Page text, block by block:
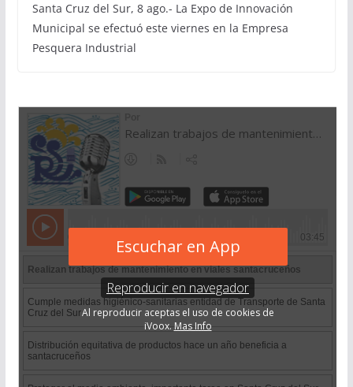
Santa Cruz del Sur, 8 ago.- La Expo de Innovación
Municipal se efectuó este viernes en la Empresa
Pesquera Industrial